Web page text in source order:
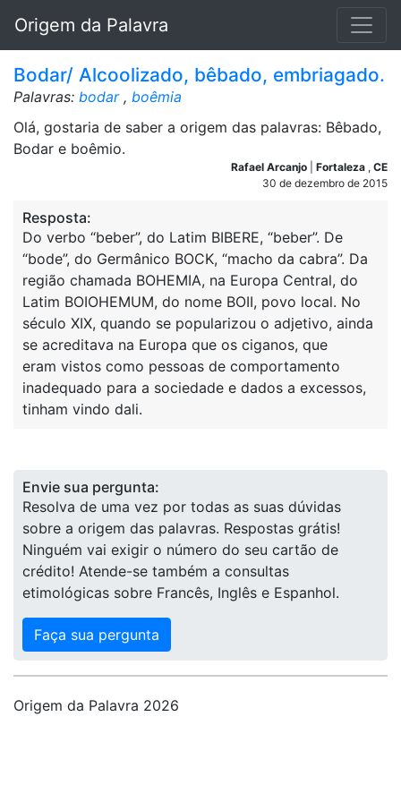
Origem da Palavra
Bodar/ Alcoolizado, bêbado, embriagado.
Palavras: bodar, boêmia
Olá, gostaria de saber a origem das palavras: Bêbado,
Bodar e boêmio.
Rafael Arcanjo Fortaleza , CE
30 de dezembro de 2015
Resposta:
Do verbo “beber”, do Latim BIBERE, “beber”. De
“bode”, do Germânico BOCK, “macho da cabra”. Da
região chamada BOHEMIA, na Europa Central, do
Latim BOIOHEMUM, do nome BOII, povo local. No
século XIX, quando se popularizou o adjetivo, ainda
se acreditava na Europa que os ciganos, que
eram vistos como pessoas de comportamento
inadequado para a sociedade e dados a excessos,
tinham vindo dali.
Envie sua pergunta:
Resolva de uma vez por todas as suas dúvidas
sobre a origem das palavras. Respostas grátis!
Ninguém vai exigir o número do seu cartão de
crédito! Atende-se também a consultas
etimológicas sobre Francês, Inglês e Espanhol.
Faça sua pergunta
Origem da Palavra 2026